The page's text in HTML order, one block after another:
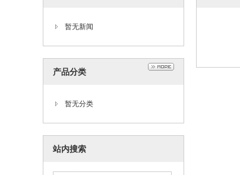
暂无新闻
产品分类
暂无分类
站内搜索